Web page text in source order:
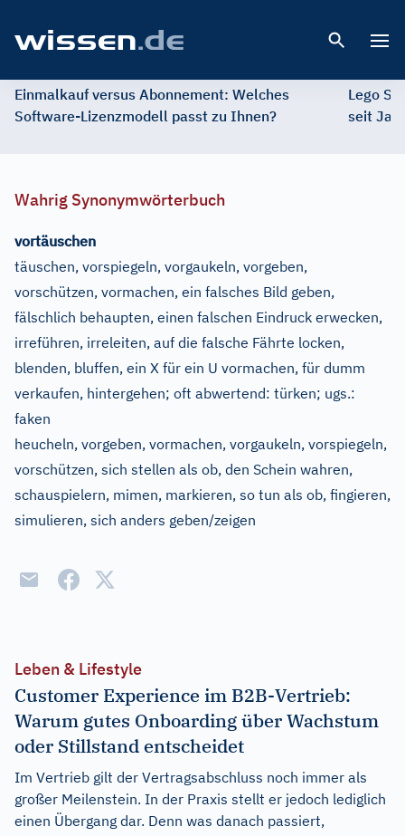
Einmalkauf versus Abonnement: Welches
Software-Lizenzmodell passt zu Ihnen?
Lego
seit
Wahrig Synonymwörterbuch
vortäuschen
täuschen, vorspiegeln, vorgaukeln, vorgeben,
vorschützen, vormachen, ein falsches Bild geben,
fälschlich behaupten, einen falschen Eindruck erwecken,
irreführen, irreleiten, auf die falsche Fährte locken,
blenden, bluffen, ein X für ein U vormachen, für dumm
verkaufen, hintergehen; oft abwertend: türken; ugs.:
faken
heucheln, vorgeben, vormachen, vorgaukeln, vorspiegeln,
vorschützen, sich stellen als ob, den Schein wahren,
schauspielern, mimen, markieren, so tun als ob, fingieren,
simulieren, sich anders geben/zeigen
Leben & Lifestyle
Customer Experience im B2B-Vertrieb:
Warum gutes Onboarding über Wachstum
oder Stillstand entscheidet
Im Vertrieb gilt der Vertragsabschluss noch immer als
großer Meilenstein. In der Praxis stellt er jedoch lediglich
einen Übergang dar. Denn was danach passiert,